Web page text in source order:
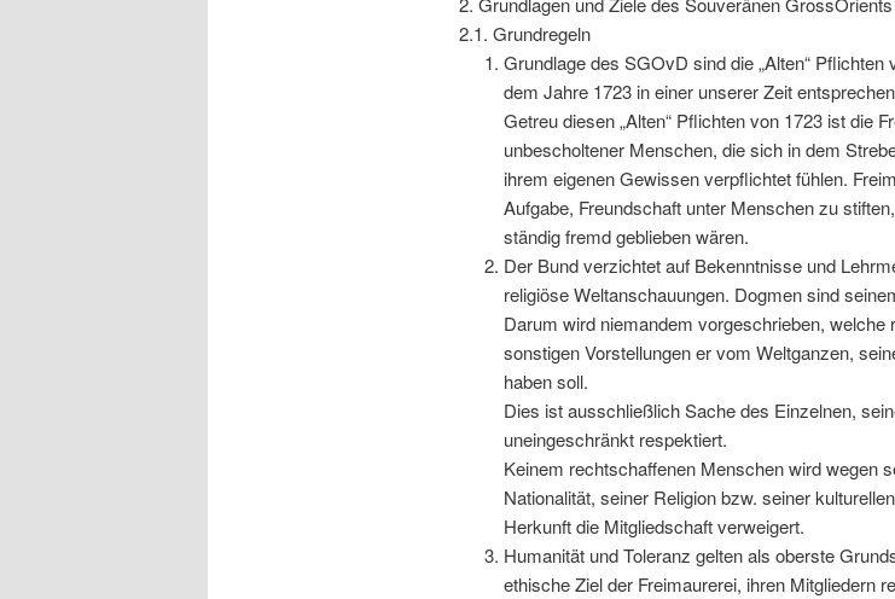
2.1. Grundregeln
Grundlage des SGOvD sind die „Alten“
dem Jahre 1723 in einer unserer Zeit
Getreu diesen „Alten“ Pflichten von 1723 ist die
unbescholtener Menschen, die sich in dem
ihrem eigenen Gewissen verpflichtet fühlen.
Aufgabe, Freundschaft unter Menschen zu
ständig fremd geblieben wären.
Der Bund verzichtet auf Bekenntnisse und
religiöse Weltanschauungen. Dogmen sind
Darum wird niemandem vorgeschrieben,
sonstigen Vorstellungen er vom Weltganzen,
haben soll.
Dies ist ausschließlich Sache des Einzelnen,
uneingeschränkt respektiert.
Keinem rechtschaffenen Menschen wird wegen
Nationalität, seiner Religion bzw. seiner
Herkunft die Mitgliedschaft verweigert.
Humanität und Toleranz gelten als oberste
ethische Ziel der Freimaurerei, ihren Mitgliedern